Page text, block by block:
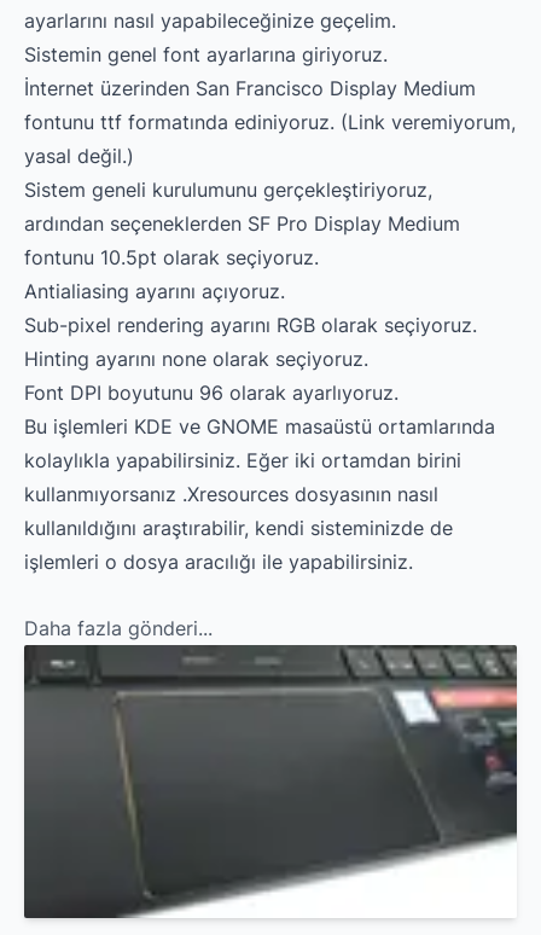
ayarlarını nasıl yapabileceğinize geçelim.
Sistemin genel font ayarlarına giriyoruz.
İnternet üzerinden San Francisco Display Medium
fontunu ttf formatında ediniyoruz. (Link veremiyorum,
yasal değil.)
Sistem geneli kurulumunu gerçekleştiriyoruz,
ardından seçeneklerden SF Pro Display Medium
fontunu 10.5pt olarak seçiyoruz.
Antialiasing ayarını açıyoruz.
Sub-pixel rendering ayarını RGB olarak seçiyoruz.
Hinting ayarını none olarak seçiyoruz.
Font DPI boyutunu 96 olarak ayarlıyoruz.
Bu işlemleri KDE ve GNOME masaüstü ortamlarında
kolaylıkla yapabilirsiniz. Eğer iki ortamdan birini
kullanmıyorsanız .Xresources dosyasının nasıl
kullanıldığını araştırabilir, kendi sisteminizde de
işlemleri o dosya aracılığı ile yapabilirsiniz.
Daha fazla gönderi...